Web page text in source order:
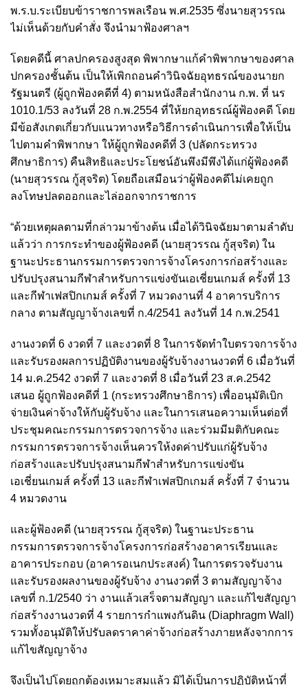
พ.ร.บ.ระเบียบข้าราชการพลเรือน พ.ศ.2535 ซึ่งนายสุวรรณ
ไม่เห็นด้วยกับคำสั่ง จึงนำมาฟ้องศาลฯ
โดยคดีนี้ ศาลปกครองสูงสุด พิพากษาแก้คำพิพากษาของศาล
ปกครองชั้นต้น เป็นให้เพิกถอนคำวินิจฉัยอุทธรณ์ของนายก
รัฐมนตรี (ผู้ถูกฟ้องคดีที่ 4) ตามหนังสือสำนักงาน ก.พ. ที่ นร
1010.1/53 ลงวันที่ 28 ก.พ.2554 ที่ให้ยกอุทธรณ์ผู้ฟ้องคดี โดย
มีข้อสังเกตเกี่ยวกับแนวทางหรือวิธีการดำเนินการเพื่อให้เป็น
ไปตามคำพิพากษา ให้ผู้ถูกฟ้องคดีที่ 3 (ปลัดกระทรวง
ศึกษาธิการ) คืนสิทธิและประโยชน์อันพึงมีพึงได้แก่ผู้ฟ้องคดี
(นายสุวรรณ กู้สุจริต) โดยถือเสมือนว่าผู้ฟ้องคดีไม่เคยถูก
ลงโทษปลดออกและไล่ออกจากราชการ
“ด้วยเหตุผลตามที่กล่าวมาข้างต้น เมื่อได้วินิจฉัยมาตามลำดับ
แล้วว่า การกระทำของผู้ฟ้องคดี (นายสุวรรณ กู้สุจริต) ใน
ฐานะประธานกรรมการตรวจการจ้างโครงการก่อสร้างและ
ปรับปรุงสนามกีฬาสำหรับการแข่งขันเอเชี่ยนเกมส์ ครั้งที่ 13
และกีฬาเฟสปิกเกมส์ ครั้งที่ 7 หมวดงานที่ 4 อาคารบริการ
กลาง ตามสัญญาจ้างเลขที่ ก.4/2541 ลงวันที่ 14 ก.พ.2541
งานงวดที่ 6 งวดที่ 7 และงวดที่ 8 ในการจัดทำใบตรวจการจ้าง
และรับรองผลการปฏิบัติงานของผู้รับจ้างงานงวดที่ 6 เมื่อวันที่
14 ม.ค.2542 งวดที่ 7 และงวดที่ 8 เมื่อวันที่ 23 ส.ค.2542
เสนอ ผู้ถูกฟ้องคดีที่ 1 (กระทรวงศึกษาธิการ) เพื่ออนุมัติเบิก
จ่ายเงินค่าจ้างให้กับผู้รับจ้าง และในการเสนอความเห็นต่อที่
ประชุมคณะกรรมการตรวจการจ้าง และร่วมมีมติกับคณะ
กรรมการตรวจการจ้างเห็นควรให้งดค่าปรับแก่ผู้รับจ้าง
ก่อสร้างและปรับปรุงสนามกีฬาสำหรับการแข่งขัน
เอเชี่ยนเกมส์ ครั้งที่ 13 และกีฬาเฟสปิกเกมส์ ครั้งที่ 7 จำนวน
4 หมวดงาน
และผู้ฟ้องคดี (นายสุวรรณ กู้สุจริต) ในฐานะประธาน
กรรมการตรวจการจ้างโครงการก่อสร้างอาคารเรียนและ
อาคารประกอบ (อาคารอเนกประสงค์) ในการตรวจรับงาน
และรับรองผลงานของผู้รับจ้าง งานงวดที่ 3 ตามสัญญาจ้าง
เลขที่ ก.1/2540 ว่า งานแล้วเสร็จตามสัญญา และแก้ไขสัญญา
ก่อสร้างงานงวดที่ 4 รายการกำแพงกันดิน (Diaphragm Wall)
รวมทั้งอนุมัติให้ปรับลดราคาค่าจ้างก่อสร้างภายหลังจากการ
แก้ไขสัญญาจ้าง
จึงเป็นไปโดยถูกต้องเหมาะสมแล้ว มิได้เป็นการปฏิบัติหน้าที่